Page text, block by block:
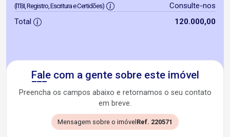
(ITBI, Registro, Escritura e Certidões)
Consulte-nos
Total
120.000,00
Fale com a gente sobre este imóvel
Preencha os campos abaixo e retornamos o seu contato
em breve.
Mensagem sobre o imóvelRef. 220571